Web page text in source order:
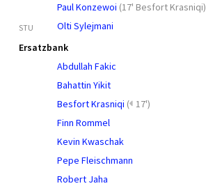
Paul Konzewoi (17' Besfort Krasniqi)
STU
Olti Sylejmani
Ersatzbank
Abdullah Fakic
Bahattin Yikit
Besfort Krasniqi ( 17')
Finn Rommel
Kevin Kwaschak
Pepe Fleischmann
Robert Jaha